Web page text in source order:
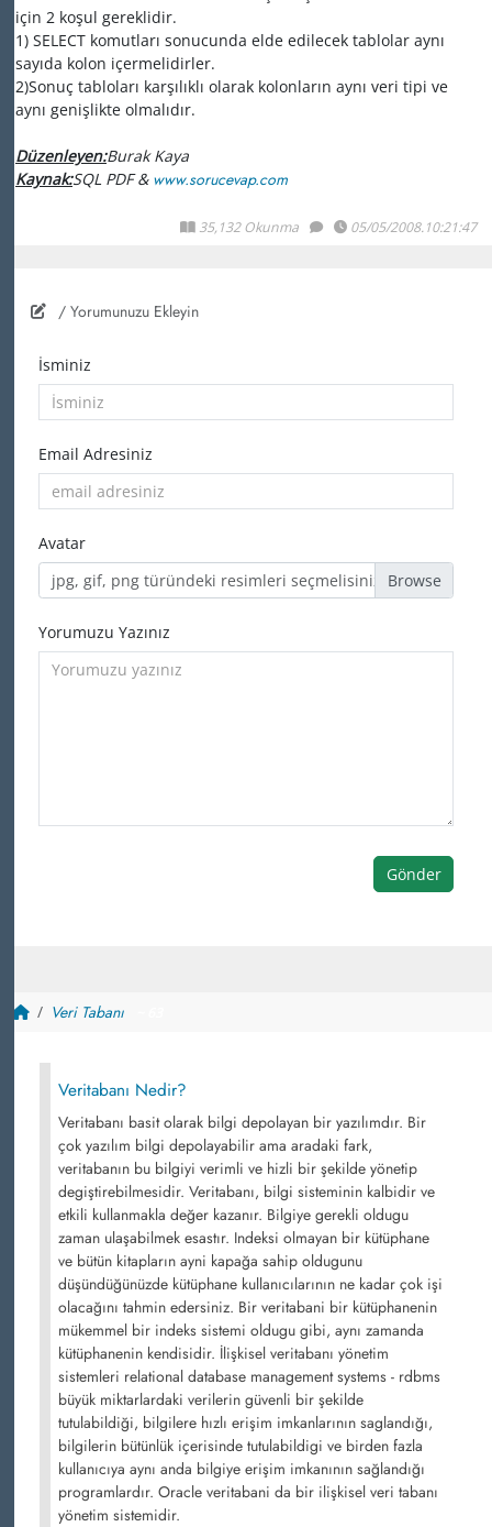
için 2 koşul gereklidir.
1) SELECT komutları sonucunda elde edilecek tablolar aynı
sayıda kolon içermelidirler.
2)Sonuç tabloları karşılıklı olarak kolonların aynı veri tipi ve
aynı genişlikte olmalıdır.
Düzenleyen:Burak Kaya
Kaynak:SQL PDF & www.sorucevap.com
35,132 Okunma 05/05/2008.10:21:47
/ Yorumunuzu Ekleyin
İsminiz
Email Adresiniz
Avatar
jpg, gif, png türündeki resimleri seçmelisiniz
Yorumuzu Yazınız
Gönder
Veri Tabanı
Veritabanı Nedir?
Veritabanı basit olarak bilgi depolayan bir yazılımdır. Bir
çok yazılım bilgi depolayabilir ama aradaki fark,
veritabanın bu bilgiyi verimli ve hizli bir şekilde yönetip
degiştirebilmesidir. Veritabanı, bilgi sisteminin kalbidir ve
etkili kullanmakla değer kazanır. Bilgiye gerekli oldugu
zaman ulaşabilmek esastır. Indeksi olmayan bir kütüphane
ve bütün kitapların ayni kapağa sahip oldugunu
düşündüğünüzde kütüphane kullanıcılarının ne kadar çok işi
olacağını tahmin edersiniz. Bir veritabani bir kütüphanenin
mükemmel bir indeks sistemi oldugu gibi, aynı zamanda
kütüphanenin kendisidir. İlişkisel veritabanı yönetim
sistemleri relational database management systems - rdbms
büyük miktarlardaki verilerin güvenli bir şekilde
tutulabildiği, bilgilere hızlı erişim imkanlarının saglandığı,
bilgilerin bütünlük içerisinde tutulabildigi ve birden fazla
kullanıcıya aynı anda bilgiye erişim imkanının sağlandığı
programlardır. Oracle veritabani da bir ilişkisel veri tabanı
yönetim sistemidir.